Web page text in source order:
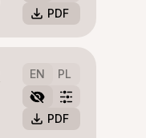
PDF
EN PL
PDF